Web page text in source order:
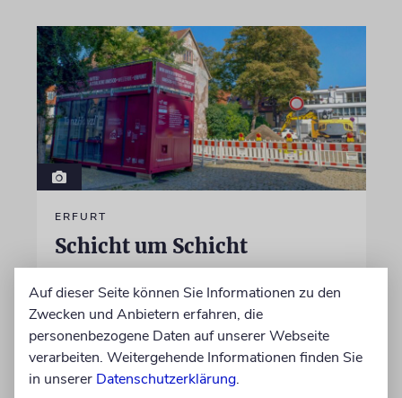
ERFURT
Schicht um Schicht
seit wenigen Tagen nach einem Stück
jüdischer Geschichte gegraben. Erst mit dem
Bagger, dann von Hand
Auf dieser Seite können Sie Informationen zu den
Zwecken und Anbietern erfahren, die
personenbezogene Daten auf unserer Webseite
verarbeiten. Weitergehende Informationen finden Sie
in unserer Datenschutzerklärung.